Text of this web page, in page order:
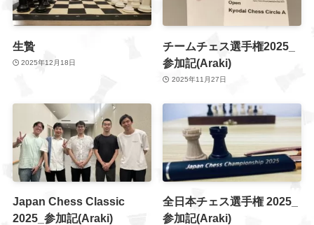
生贄
2025年12月18日
チームチェス選手権2025_
参加記(Araki)
2025年11月27日
Japan Chess Classic
2025_参加記(Araki)
全日本チェス選手権 2025_
参加記(Araki)